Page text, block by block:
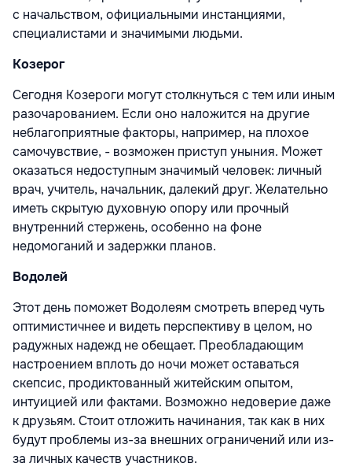
с начальством, официальными инстанциями,
специалистами и значимыми людьми.
Козерог
Сегодня Козероги могут столкнуться с тем или иным
разочарованием. Если оно наложится на другие
неблагоприятные факторы, например, на плохое
самочувствие, - возможен приступ уныния. Может
оказаться недоступным значимый человек: личный
врач, учитель, начальник, далекий друг. Желательно
иметь скрытую духовную опору или прочный
внутренний стержень, особенно на фоне
недомоганий и задержки планов.
Водолей
Этот день поможет Водолеям смотреть вперед чуть
оптимистичнее и видеть перспективу в целом, но
радужных надежд не обещает. Преобладающим
настроением вплоть до ночи может оставаться
скепсис, продиктованный житейским опытом,
интуицией или фактами. Возможно недоверие даже
к друзьям. Стоит отложить начинания, так как в них
будут проблемы из-за внешних ограничений или из-
за личных качеств участников.